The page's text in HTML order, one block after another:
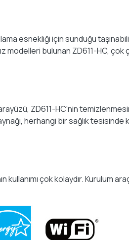
esnekliği için sunduğu
bulunan ZD611-HC, çok
arayüzü, ZD611-HC'nin
herhangi bir sağlık tesisinde
kullanımı çok kolaydır.